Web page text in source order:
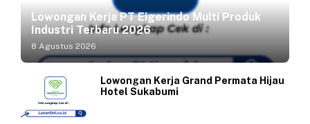
Lowongan Kerja PT Eigerindo Multi Produk
Industri Terbaru 2026
8 Agustus 2026
Lowongan Kerja Grand Permata Hijau
Hotel Sukabumi